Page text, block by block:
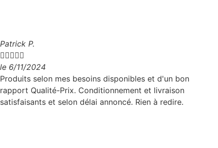
Patrick P.

le 6/11/2024
Produits selon mes besoins disponibles et d'un bon
rapport Qualité-Prix. Conditionnement et livraison
satisfaisants et selon délai annoncé. Rien à redire.